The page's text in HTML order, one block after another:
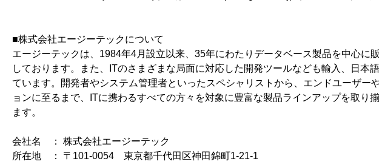
■株式会社エージーテックについて
エージーテックは、1984年4月設立以来、35年にわたりデータベース製品を中心に
しております。また、ITのさまざまな局面に対応した開発ツールなども輸入、日本
ています。開発者やシステム管理者といったスペシャリストから、エンドユーザー
ョンに至るまで、ITに携わるすべての方々を対象に豊富な製品ラインアップを取り
ます。
会社名 ： 株式会社エージーテック
所在地 ： 〒101-0054 東京都千代田区神田錦町1-21-1